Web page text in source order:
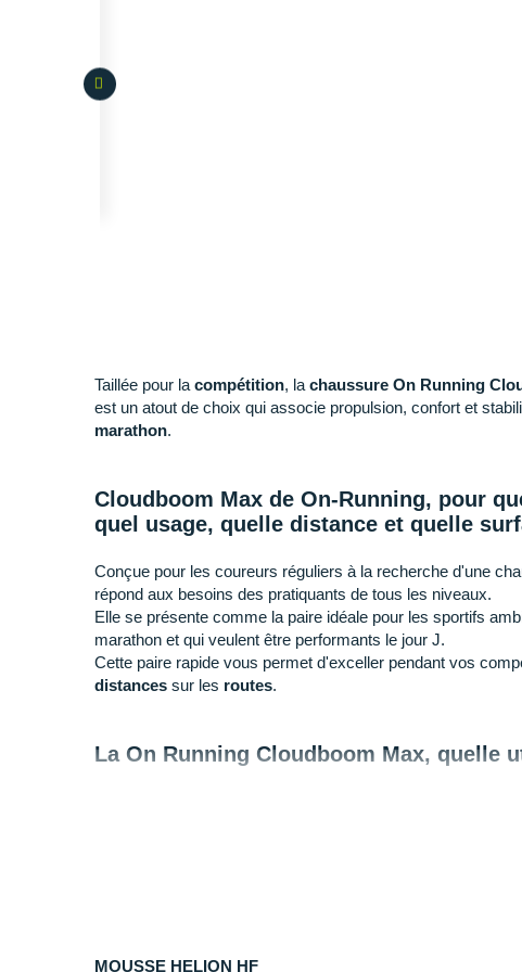
Taillée pour la compétition, la chaussure On Running
est un atout de choix qui associe propulsion, confort et
marathon.
Cloudboom Max de On-Running, pour
quel usage, quelle distance et quelle
Conçue pour les coureurs réguliers à la recherche d'une
répond aux besoins des pratiquants de tous les niveaux.
Elle se présente comme la paire idéale pour les sportifs
marathon et qui veulent être performants le jour J.
Cette paire rapide vous permet d'exceller pendant vos
distances sur les routes.
La On Running Cloudboom Max, quelle
tout en
- Si vous recherchez une chaussure encore plus rapide
MOUSSE HELION HF